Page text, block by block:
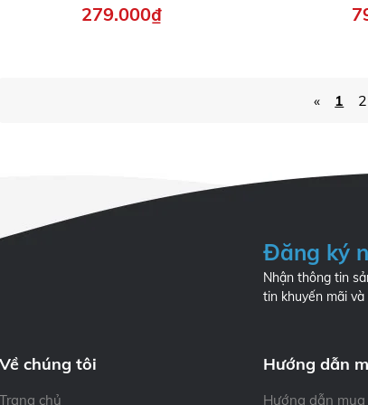
279.000₫
« 1 2
Đăng ký
Nhận thông tin
tin khuyến mãi
Về chúng tôi
Trang chủ
Hướng dẫn
Hướng dẫn